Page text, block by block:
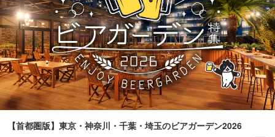
【首都圏版】東京・神奈川・千葉・埼玉のビアガーデン2026